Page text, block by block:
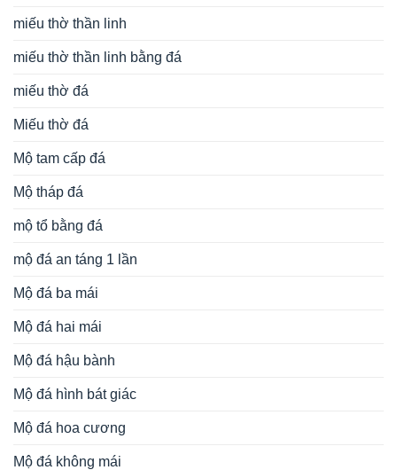
miếu thờ thần linh
miếu thờ thần linh bằng đá
miếu thờ đá
Miếu thờ đá
Mộ tam cấp đá
Mộ tháp đá
mộ tổ bằng đá
mộ đá an táng 1 lần
Mộ đá ba mái
Mộ đá hai mái
Mộ đá hậu bành
Mộ đá hình bát giác
Mộ đá hoa cương
Mộ đá không mái